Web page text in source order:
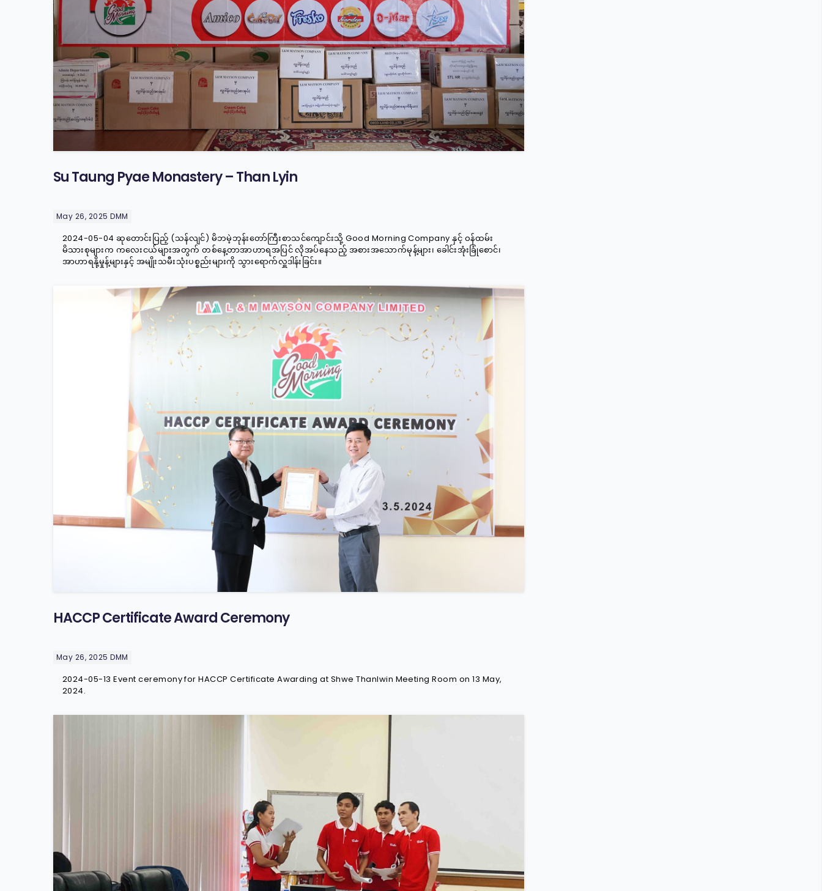
Su Taung Pyae Monastery – Than Lyin
May 26, 2025 DMM
2024-05-04 ဆုတောင်းပြည့် (သန်လျင်) မိဘမဲ့ဘုန်းတော်ကြီးစာသင်ကျောင်းသို့ Good Morning Company နှင့် ဝန်ထမ်း
မိသားစုများက ကလေးငယ်များအတွက် တစ်နေ့တာအာဟာရအပြင် လိုအပ်နေသည့် အစားအသောက်မုန့်များ၊ ခေါင်းအုံးခြုံစောင်၊
အာဟာရနို့မှုန့်များနှင့် အမျိုးသမီးသုံးပစ္စည်းများကို သွားရောက်လှူဒါန်းခြင်း။
HACCP Certificate Award Ceremony
May 26, 2025 DMM
2024-05-13 Event ceremony for HACCP Certificate Awarding at Shwe Thanlwin Meeting Room on 13 May,
2024.